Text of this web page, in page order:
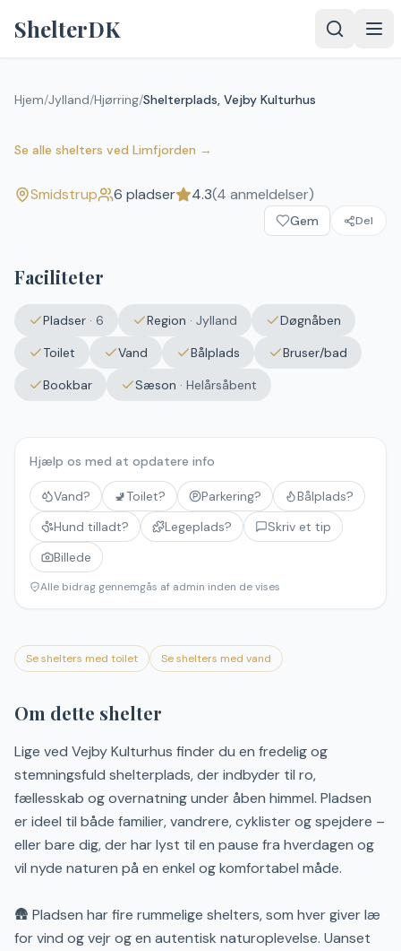
ShelterDK
Hjem/Jylland/Hjørring/Shelterplads, Vejby Kulturhus
Se alle shelters ved Limfjorden →
Shelterplads, Vejby Kulturhus
4.3 4 anmeldelser) Smidstrup
Smidstrup 6 pladser 4.3(4 anmeldelser)
Gem Del
Faciliteter
Pladser · 6 Region · Jylland
Døgnåben
Toilet
Vand Bålplads
Bruser/bad
Bookbar
Sæson · Helårsåbent
Hjælp os med at opdatere info
Vand? 🚽Toilet? Parkering?
Bålplads?
Hund tilladt?
Legeplads?
Skriv et tip
Billede
Alle bidrag gennemgås af admin inden de vises
Se shelters med toilet Se shelters med vand
Om dette shelter
Lige ved Vejby Kulturhus finder du en fredelig og
stemningsfuld shelterplads, der indbyder til ro,
fællesskab og overnatning under åben himmel. Pladsen
er ideel til både familier, vandrere, cyklister og spejdere –
eller bare dig, der har lyst til en pause fra hverdagen og
vil nyde naturen på en enkel og komfortabel måde.
🛖 Pladsen har fire rummelige shelters, som hver giver læ
for vind og vejr og en autentisk naturoplevelse. Uanset